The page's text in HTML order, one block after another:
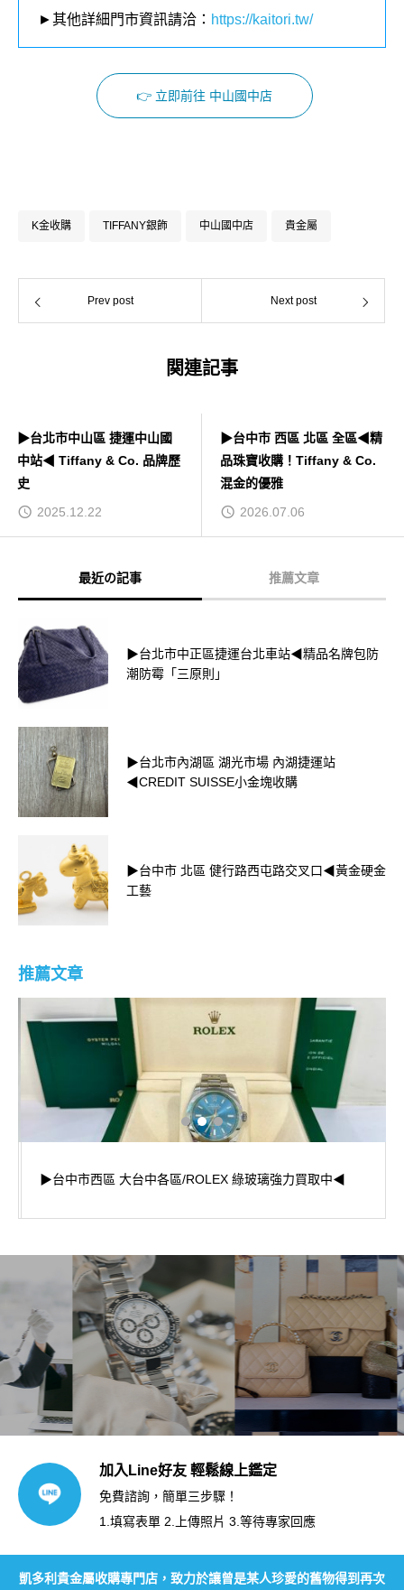
►其他詳細門市資訊請洽： https://kaitori.tw/
👉 立即前往 中山國中店
K金收購 TIFFANY銀飾 中山國中店 貴金屬
Prev post Next post
関連記事
▶台北市中山區 捷運中山國
中站◀ Tiffany & Co. 品牌歷
史
2025.12.22
▶台中市 西區 北區 全區◀精
品珠寶收購！Tiffany & Co.
混金的優雅
2026.07.06
最近の記事 推薦文章
▶台北市中正區捷運台北車站◀精品名牌包防
潮防霉「三原則」
▶台北市內湖區 湖光市場 內湖捷運站
◀CREDIT SUISSE小金塊收購
▶台中市 北區 健行路西屯路交叉口◀黃金硬金
工藝
推薦文章
▶台中市西區 大台中各區/ROLEX 綠玻璃強力買取中◀
加入Line好友 輕鬆線上鑑定
免費諮詢，簡單三步驟！
1.填寫表單 2.上傳照片 3.等待專家回應
凱多利貴金屬收購專門店，致力於讓曾是某人珍愛的舊物得到再次